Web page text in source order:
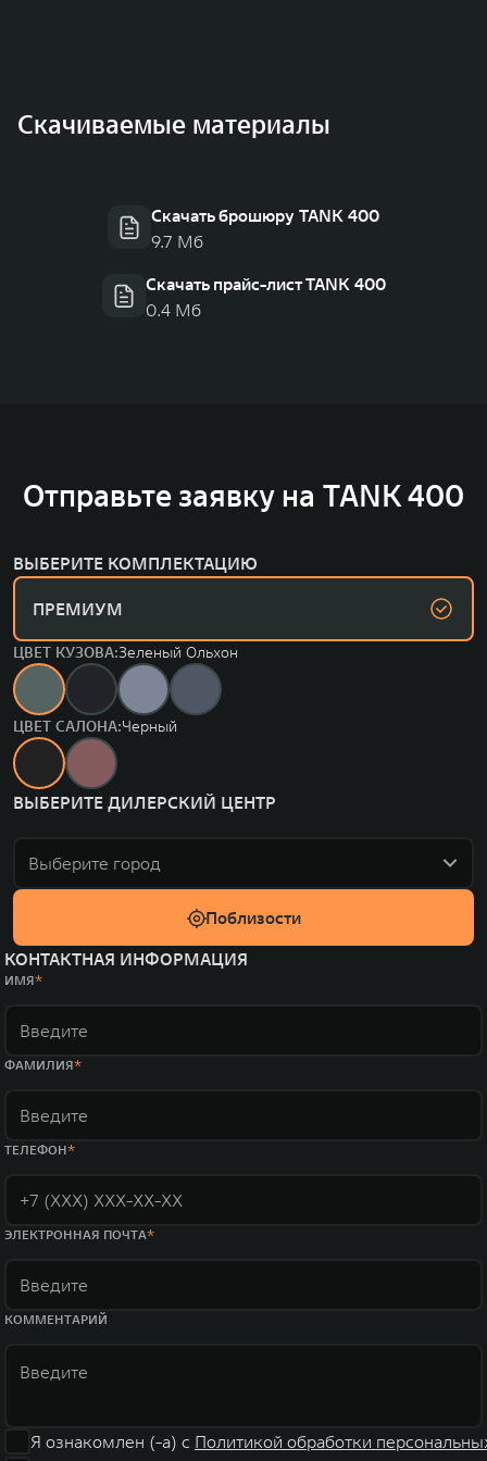
Скачиваемые материалы
Скачать брошюру TANK 400
9.7 Мб
Скачать прайс-лист TANK 400
0.4 Мб
Отправьте заявку на TANK 400
ВЫБЕРИТЕ КОМПЛЕКТАЦИЮ
ПРЕМИУМ
ЦВЕТ КУЗОВА:Зеленый Ольхон
ЦВЕТ САЛОНА:Черный
ВЫБЕРИТЕ ДИЛЕРСКИЙ ЦЕНТР
Выберите город
Поблизости
КОНТАКТНАЯ ИНФОРМАЦИЯ
ИМЯ
ФАМИЛИЯ
ТЕЛЕФОН
ЭЛЕКТРОННАЯ ПОЧТА
КОММЕНТАРИЙ
Я ознакомлен (-а) с Политикой обработки